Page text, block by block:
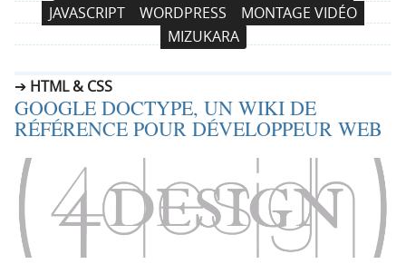
g
a
t
i
n
r
a
u
c
n
e
n
JAVASCRIPT
WORDPRESS
MONTAGE VIDÉO
MIZUKARA
HTML & CSS
GOOGLE DOCTYPE, UN WIKI DE
RÉFÉRENCE POUR DÉVELOPPEUR WEB